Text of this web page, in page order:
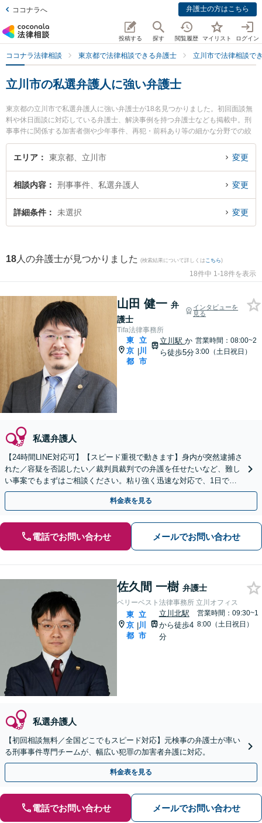
ココナラへ 弁護士の方はこちら
投稿する 探す 閲覧履歴 マイリスト ログイン
ココナラ法律相談 東京都で法律相談できる弁護士 立川市で法律相談で
立川市の私選弁護人に強い弁護士
東京都の立川市で私選弁護人に強い弁護士が18名見つかりました。初回面談無
料や休日面談に対応している弁護士、解決事例を持つ弁護士なども掲載中。刑
事事件に関係する加害者側や少年事件、再犯・前科あり等の細かな分野での絞
り込み検索もでき便利です。特にTifa法律事務所の山田 健一弁護士やベリーベ
スト法律事務所 立川オフィスの佐久間 一樹弁護士、弁護士法人心 立川法律事
弁護士に相談したい』『私選弁護人のトラブル解決の実績豊富な近くの弁護士
を検索したい』『初回相談無料で私選弁護人を法律相談できる立川市内の弁護
士に相談予約したい』などでお困りの相談者さんにおすすめです。
エリア 東京都、立川市 変更
相談内容 刑事事件、私選弁護人 変更
詳細条件 未選択 変更
18 人の弁護士が見つかりました (検索結果について詳しくは こちら)
18件中 1-18件を表示
山田 健一 弁
護士
インタビューを
見る
Tifa法律事務所
東
京
都
|
立
川
市
立川駅か
ら徒歩5分
営業時間：08:00~2
3:00（土日祝日）
私選弁護人
【24時間LINE対応可】【スピード重視で動きます】身内が突然逮捕さ
れた／容疑を否認したい／裁判員裁判での弁護を任せたいなど、難し
い事案でもまずはご相談ください。粘り強く迅速な対応で、1日でも
早い解決を目指します。刑事事件は迷わず弁護士へ！
料金表を見る
電話でお問い合わせ メールでお問い合わせ
佐久間 一樹 弁護士
ベリーベスト法律事務所 立川オフィス
東
京
都
|
立
川
市
立川北駅
から徒歩4
分
営業時間：09:30~1
8:00（土日祝日）
私選弁護人
【初回相談無料／全国どこでもスピード対応】元検事の弁護士が率い
る刑事事件専門チームが、幅広い犯罪の加害者弁護に対応。
料金表を見る
電話でお問い合わせ メールでお問い合わせ